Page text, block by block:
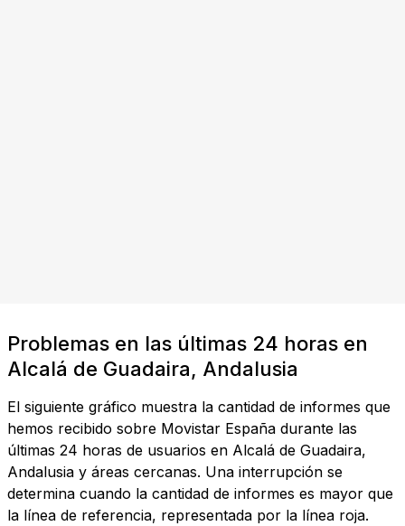
Problemas en las últimas 24 horas en
Alcalá de Guadaira, Andalusia
El siguiente gráfico muestra la cantidad de informes que
hemos recibido sobre Movistar España durante las
últimas 24 horas de usuarios en Alcalá de Guadaira,
Andalusia y áreas cercanas. Una interrupción se
determina cuando la cantidad de informes es mayor que
la línea de referencia, representada por la línea roja.